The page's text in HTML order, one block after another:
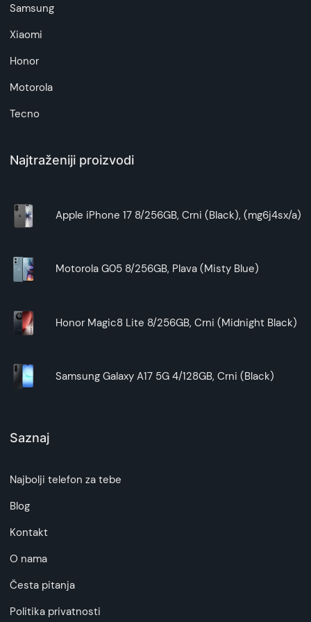
Samsung
Xiaomi
Honor
Motorola
Tecno
Najtraženiji proizvodi
Apple iPhone 17 8/256GB, Crni (Black), (mg6j4sx/a)
Motorola G05 8/256GB, Plava (Misty Blue)
Honor Magic8 Lite 8/256GB, Crni (Midnight Black)
Samsung Galaxy A17 5G 4/128GB, Crni (Black)
Saznaj
Najbolji telefon za tebe
Blog
Kontakt
O nama
Česta pitanja
Politika privatnosti